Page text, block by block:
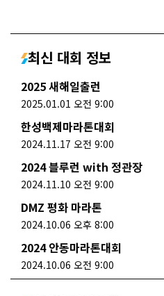
최신 대회 정보
2025 새해일출런
2025.01.01 오전 9:00
한성백제마라톤대회
2024.11.17 오전 9:00
2024 블루런 with 정관장
2024.11.10 오전 9:00
DMZ 평화 마라톤
2024.10.06 오후 8:00
2024 안동마라톤대회
2024.10.06 오전 9:00